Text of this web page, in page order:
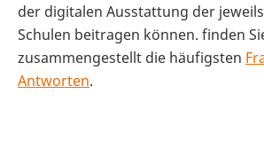
der digitalen Ausstattung der
Schulen beitragen können. finden
zusammengestellt die häufigsten
Antworten.